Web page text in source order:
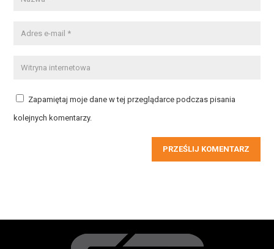
Zapamiętaj moje dane w tej przeglądarce podczas pisania
kolejnych komentarzy.
PRZEŚLIJ KOMENTARZ